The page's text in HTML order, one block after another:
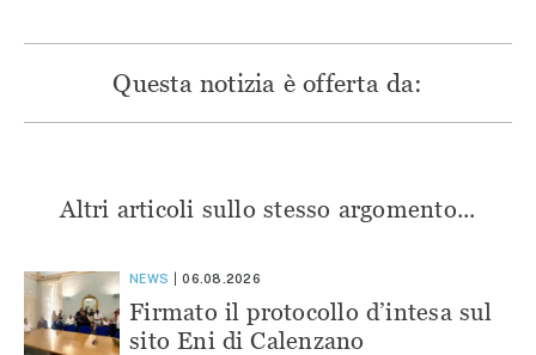
Questa notizia è offerta da:
Altri articoli sullo stesso argomento...
NEWS 06.08.2026
Firmato il protocollo d’intesa sul
sito Eni di Calenzano